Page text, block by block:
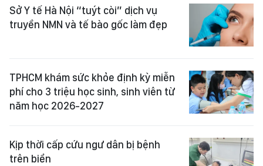
Sở Y tế Hà Nội “tuýt còi” dịch vụ
truyền NMN và tế bào gốc làm đẹp
TPHCM khám sức khỏe định kỳ miễn
phí cho 3 triệu học sinh, sinh viên từ
năm học 2026-2027
Kịp thời cấp cứu ngư dân bị bệnh
trên biển